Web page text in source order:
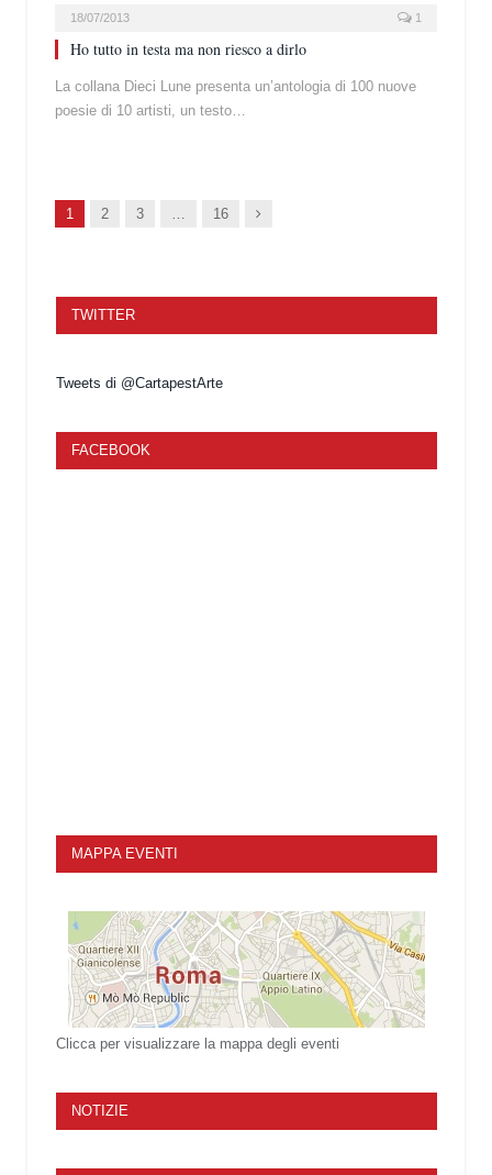
18/07/2013 1
Ho tutto in testa ma non riesco a dirlo
La collana Dieci Lune presenta un’antologia di 100 nuove
poesie di 10 artisti, un testo…
1 2 3 … 16 Succ.
TWITTER
Tweets di @CartapestArte
FACEBOOK
MAPPA EVENTI
Clicca per visualizzare la mappa degli eventi
NOTIZIE